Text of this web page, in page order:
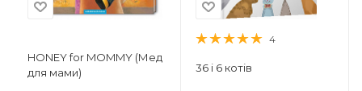
HONEY for MOMMY (Мед
для мами)
4
36 і 6 котів